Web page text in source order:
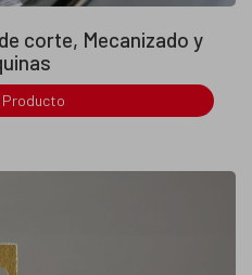
corte, Mecanizado y